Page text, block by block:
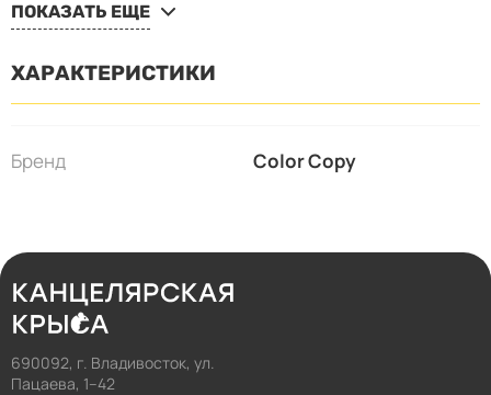
ПОКАЗАТЬ ЕЩЕ
ХАРАКТЕРИСТИКИ
Бренд Color Copy
690092, г. Владивосток, ул.
Пацаева, 1–42